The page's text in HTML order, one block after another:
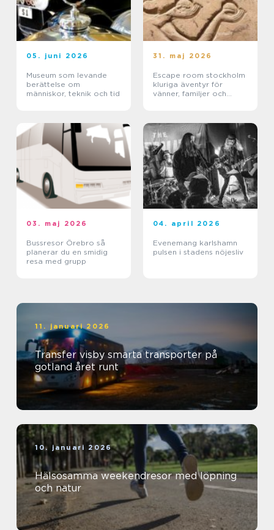
05. juni 2026
Museum som levande
berättelse om
människor, teknik och tid
31. maj 2026
Escape room stockholm
kluriga äventyr för
vänner, familjer och
03. maj 2026
Bussresor Örebro så
planerar du en smidig
resa med grupp
04. april 2026
Evenemang karlshamn
pulsen i stadens nöjesliv
11. januari 2026
Transfer visby smarta transporter på
gotland året runt
10. januari 2026
Hälsosamma weekendresor med löpning
och natur